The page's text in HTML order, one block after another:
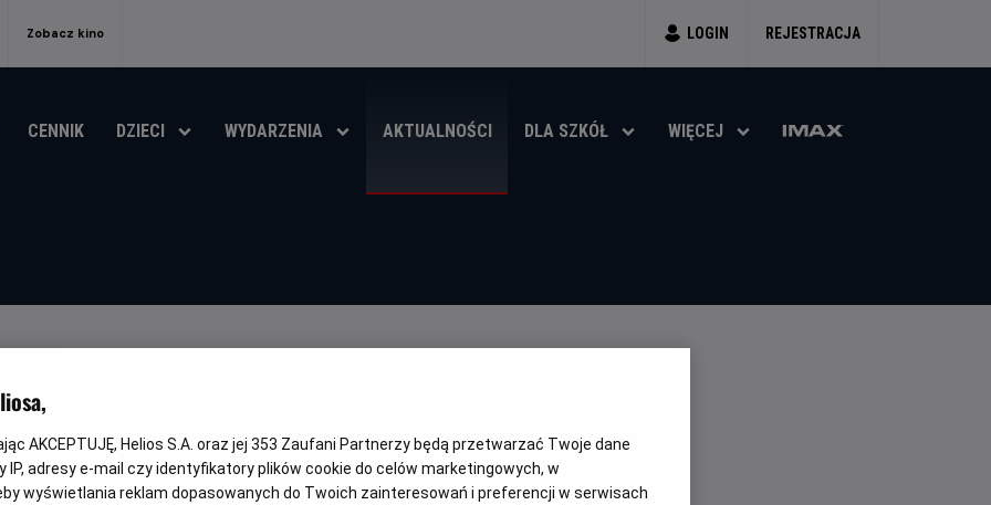
Zobacz kino LOGIN REJESTRACJA
CENNIK DZIECI WYDARZENIA AKTUALNOŚCI DLA SZKÓŁ WIĘCEJ
CAŁKIEM NOWY DZIEŃ - JUŻ W KINACH!
AKCEPTUJĘ, Helios S.A. oraz jej 353 Zaufani Partnerzy będą przetwarzać Twoje dane
IP, adresy e-mail czy identyfikatory plików cookie do celów marketingowych, w
wyświetlania reklam dopasowanych do Twoich zainteresowań i preferencji w serwisach